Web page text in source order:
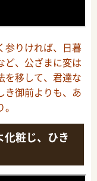
参りければ、日暮
ど、公ざまに変は
を移して、君達な
き御前よりも、あ
粧じ、ひき